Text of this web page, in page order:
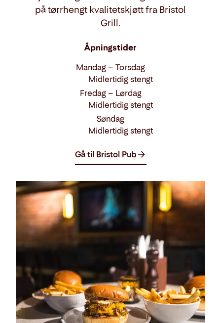
på tørrhengt kvalitetskjøtt fra Bristol
Grill.
Åpningstider
Mandag – Torsdag
Midlertidig stengt
Fredag – Lørdag
Midlertidig stengt
Søndag
Midlertidig stengt
Gå til Bristol Pub